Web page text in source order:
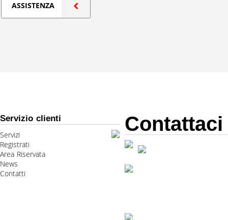
ASSISTENZA
Servizio clienti
Servizi
Registrati
Area Riservata
News
Contatti
Contattaci